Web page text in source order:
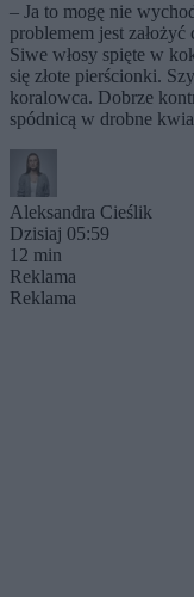
– Ja to mogę nie
problemem jest
Siwe włosy spięte w
się złote pierścionki.
koralowca. Dobrze
spódnicą w drobne
Aleksandra Cieślik
Dzisiaj 05:59
12 min
Reklama
Reklama